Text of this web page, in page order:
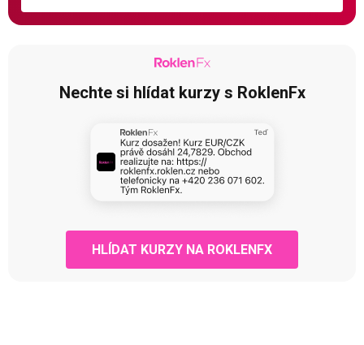
Nechte si hlídat kurzy s RoklenFx
HLÍDAT KURZY NA ROKLENFX